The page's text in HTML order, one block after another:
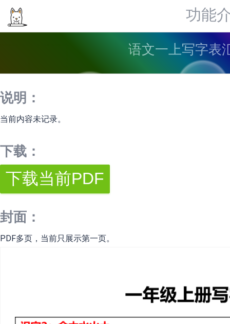
功能
语文一上写字表
说明：
当前内容未记录。
下载：
封面：
PDF多页，当前只展示第一页。